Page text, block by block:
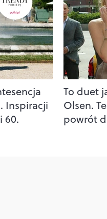
Inspiracji
60.
To duet
Olsen.
powrót